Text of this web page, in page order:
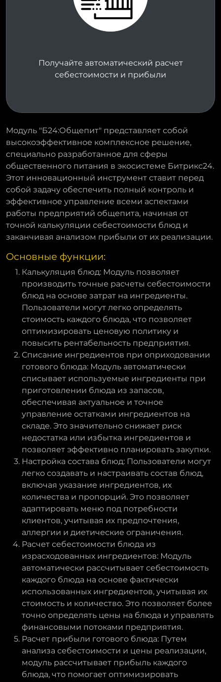
Получайте автоматический расчет
себестоимости и прибыли
Модуль "Б24:Общепит" представляет собой
высокоэффективное комплексное решение,
специально разработанное для сферы
общественного питания в экосистеме Битрикс24.
Этот инновационный инструмент ставит перед
собой задачу обеспечить полный контроль и
эффективное управление всеми аспектами
работы предприятий общепита, начиная от
точной калькуляции себестоимости блюд и
заканчивая анализом прибыли от их реализации.
Основные функции:
Калькуляция блюд: Модуль позволяет
производить точные расчеты себестоимости
блюд на основе затрат на ингредиенты.
Пользователи могут легко определять
стоимость каждого блюда, что позволяет
оптимизировать ценовую политику и
повысить рентабельность предприятия.
Списание ингредиентов при оприходовании
готового блюда: Модуль автоматически
списывает используемые ингредиенты при
приготовлении блюда из запасов,
обеспечивая актуальное и точное
управление остатками ингредиентов на
складе. Это значительно снижает риск
недостатка или избытка ингредиентов и
позволяет эффективно планировать закупки.
Настройка состава блюд: Пользователи могут
легко создавать и настраивать состав блюд,
включая указание ингредиентов, их
количества и пропорций. Это позволяет
адаптировать меню под потребности
клиентов, учитывая их предпочтения,
аллергии и диетические ограничения.
Расчет себестоимости блюда из
израсходованных ингредиентов: Модуль
автоматически рассчитывает себестоимость
каждого блюда на основе фактически
использованных ингредиентов, учитывая их
стоимость и количество. Это позволяет более
точно определять цены на блюда и управлять
финансовыми потоками предприятия.
Расчет прибыли готового блюда: Путем
анализа себестоимости и цены реализации,
модуль рассчитывает прибыль каждого
блюда, что помогает оптимизировать